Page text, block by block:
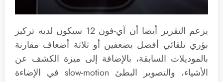
يزعم التقرير أيضا أن آي-فون 12 سيكون لديه تركيز
بؤري تلقائي أفضل بضعفين أو ثلاثة أضعاف مقارنة
بالموديلات السابقة، بالإضافة إلى ميزة الكشف عن
الأشياء، والتصوير البطئ slow-motion في الإضاءة